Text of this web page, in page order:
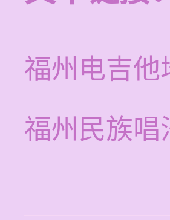
福州电吉他
福州民族唱